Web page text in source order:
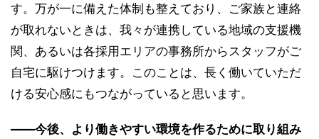
す。万が一に備えた体制も整えており、ご家族と連絡
が取れないときは、我々が連携している地域の支援機
関、あるいは各採用エリアの事務所からスタッフがご
自宅に駆けつけます。このことは、長く働いていただ
ける安心感にもつながっていると思います。
――今後、より働きやすい環境を作るために取り組み